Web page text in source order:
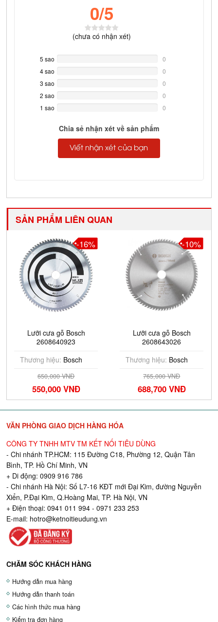
0/5
(chưa có nhận xét)
5 sao
Complete
0
4 sao
Complete
0
3 sao
Complete
0
2 sao
Complete
0
1 sao
0
Chia sẻ nhận xét về sản phẩm
Viết nhận xét của bạn
SẢN PHẨM LIÊN QUAN
Lưỡi cưa gỗ Bosch
2608643026
Thương hiệu:Bosch
765,000 VNĐ
688,700 VNĐ
-10%
Lưỡi cưa gỗ Bosch
2608642999
Thương hiệu:Bosch
350,000 VNĐ
314,900 VNĐ
-11%
VĂN PHÒNG GIAO DỊCH HÀNG HÓA
CÔNG TY TNHH MTV TM KẾT NỐI TIÊU DÙNG
- Chi nhánh TP.HCM: 115 Đường C18, Phường 12, Quận Tân
Bình, TP. Hồ Chí Minh, VN
+ Di động: 0909 916 786
- Chi nhánh Hà Nội: Số L7-16 KĐT mới Đại Kim, đường Nguyễn
Xiển, P.Đại Kim, Q.Hoàng Mai, TP. Hà Nội, VN
+ Điện thoại: 0941 011 994 - 0971 233 253
E-mail: hotro@ketnoitieudung.vn
CHĂM SÓC KHÁCH HÀNG
Hướng dẫn mua hàng
Hướng dẫn thanh toán
Các hình thức mua hàng
Kiểm tra đơn hàng